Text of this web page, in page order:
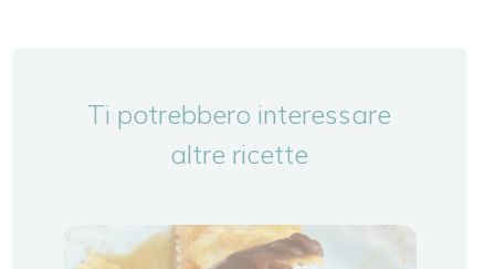
Ti potrebbero interessare
altre ricette